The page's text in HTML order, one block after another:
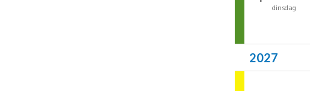
dinsdag
2027